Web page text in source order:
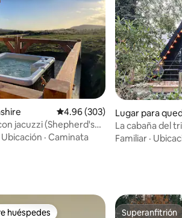
447 reseñas
Calificación promedio: 4.96
4.96 (303)
jacuzzi (Shepherd's
Ubicación · Caminata
Lugar para
ttish Borders
La cabaña del
Familiar ·
huéspedes Superanfitrión